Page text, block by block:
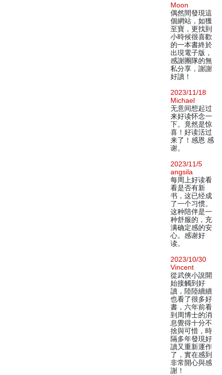
Moon
偶然間發現這
個網站，如獲
至寶，更找到
小時候很喜歡
的一本書終於
出現電子版，
感謝團隊的無
私分享，謝謝
好讀！
2023/11/18
Michael
无意间想起过
来好读怀念一
下。竟然是惊
喜！好读活过
来了！感恩 感
谢。
2023/11/5
angsila
每周上好读看
看是否有新
书，这已经成
了一个习惯。
这种陪伴是一
种舒服的，充
满确定感的安
心。感谢好
读。
2023/10/30
Vincent
從武俠小說開
始接觸到好
讀，陸陸續續
也看了很多好
書，六年前看
到周博士的消
息覺得十分不
捨與可惜，時
隔多年發現好
讀又重新運作
了，實在感到
非常開心與感
謝！